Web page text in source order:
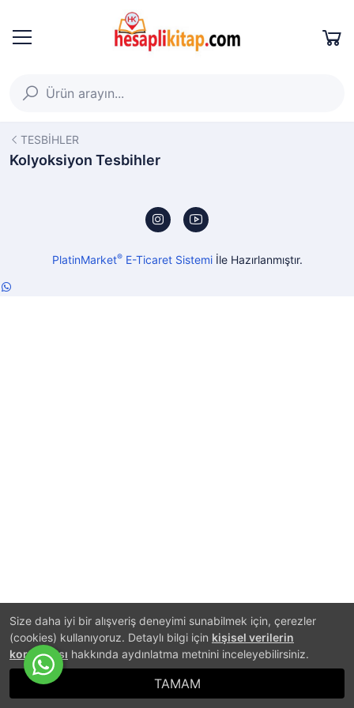
Size daha iyi bir alışveriş deneyimi sunabilmek için, çerezler
(cookies) kullanıyoruz. Detaylı bilgi için kişisel verilerin
korunması hakkında aydınlatma metnini inceleyebilirsiniz.
TAMAM
TESBİHLER
Kolyoksiyon Tesbihler
PlatinMarket®E-Ticaret Sistemiİle Hazırlanmıştır.